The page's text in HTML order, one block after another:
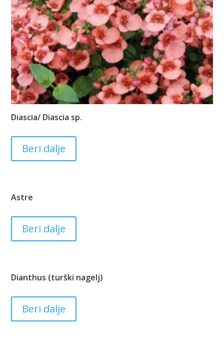
Diascia/ Diascia sp.
Beri dalje
Astre
Beri dalje
Dianthus (turški nagelj)
Beri dalje